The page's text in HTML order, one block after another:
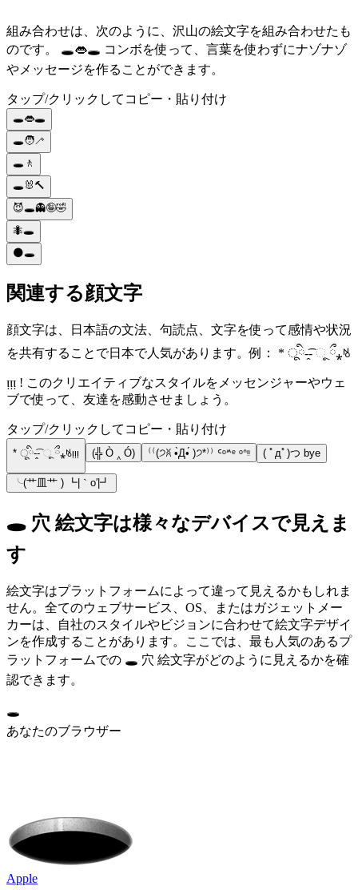
組み合わせは、次のように、沢山の絵文字を組み合わせたも
のです。 🕳️👄🕳️ コンボを使って、言葉を使わずにナゾナゾ
やメッセージを作ることができます。
タップ/クリックしてコピー・貼り付け
🕳️👄🕳️
🕳️🧑‍🦯
🕳️🚶
🕳️🐰🔨
😈🕳️👻🤪🤣
🐜🕳️
🌑🕳️
関連する顔文字
顔文字は、日本語の文法、句読点、文字を使って感情や状況
を共有することで日本で人気があります。例： * ूི-̭͡- ૂ ྀ⁎ꂚ
ᴉᴉᴉ ! このクリエイティブなスタイルをメッセンジャーやウェ
ブで使って、友達を感動させましょう。
タップ/クリックしてコピー・貼り付け
* ूི-̭͡- ૂ ྀ⁎ꂚᴉᴉᴉ (╬ Ò ‸ Ó) ⁽⁽(੭ꐦ •̀Д•́ )੭*⁾⁾ ᑦᵒᔿᵉ ᵒᐢᵎᵎ ( ﾟдﾟ)つ bye
╰(艹皿艹 ) ┗|｀o′|┛
🕳️ 穴 絵文字は様々なデバイスで見えま
す
絵文字はプラットフォームによって違って見えるかもしれま
せん。全てのウェブサービス、OS、またはガジェットメー
カーは、自社のスタイルやビジョンに合わせて絵文字デザイ
ンを作成することがあります。ここでは、最も人気のあるプ
ラットフォームでの 🕳️ 穴 絵文字がどのように見えるかを確
認できます。
🕳️
あなたのブラウザー
Apple